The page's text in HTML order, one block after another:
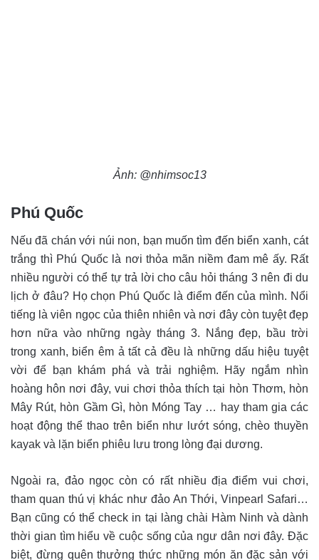
Ảnh: @nhimsoc13
Phú Quốc
Nếu đã chán với núi non, bạn muốn tìm đến biển xanh, cát
trắng thì Phú Quốc là nơi thỏa mãn niềm đam mê ấy. Rất
nhiều người có thể tự trả lời cho câu hỏi tháng 3 nên đi du
lịch ở đâu? Họ chọn Phú Quốc là điểm đến của mình. Nổi
tiếng là viên ngọc của thiên nhiên và nơi đây còn tuyệt đẹp
hơn nữa vào những ngày tháng 3. Nắng đẹp, bầu trời
trong xanh, biển êm ả tất cả đều là những dấu hiệu tuyệt
vời để bạn khám phá và trải nghiệm. Hãy ngắm nhìn
hoàng hôn nơi đây, vui chơi thỏa thích tại hòn Thơm, hòn
Mây Rút, hòn Gầm Gì, hòn Móng Tay … hay tham gia các
hoạt động thể thao trên biển như lướt sóng, chèo thuyền
kayak và lặn biển phiêu lưu trong lòng đại dương.
Ngoài ra, đảo ngọc còn có rất nhiều địa điểm vui chơi,
tham quan thú vị khác như đảo An Thới, Vinpearl Safari…
Bạn cũng có thể check in tại làng chài Hàm Ninh và dành
thời gian tìm hiểu về cuộc sống của ngư dân nơi đây. Đặc
biệt, đừng quên thưởng thức những món ăn đặc sản với